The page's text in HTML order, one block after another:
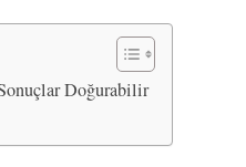
Doğurabilir